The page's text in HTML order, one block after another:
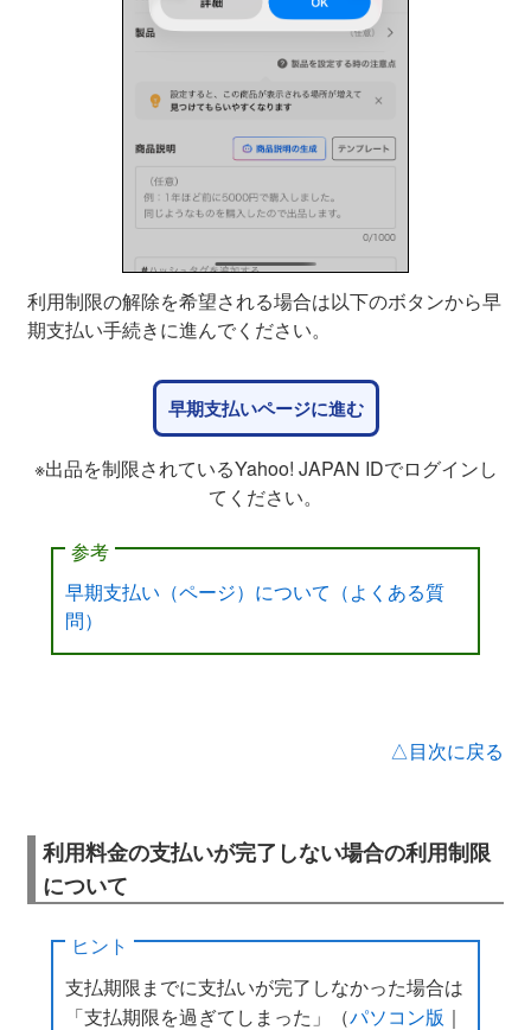
利用制限の解除を希望される場合は以下のボタンから早
期支払い手続きに進んでください。
早期支払いページに進む
※出品を制限されているYahoo! JAPAN IDでログインし
てください。
参考
早期支払い（ページ）について（よくある質
問）
△目次に戻る
利用料金の支払いが完了しない場合の利用制限
について
ヒント
支払期限までに支払いが完了しなかった場合は
「支払期限を過ぎてしまった」（パソコン版 ｜